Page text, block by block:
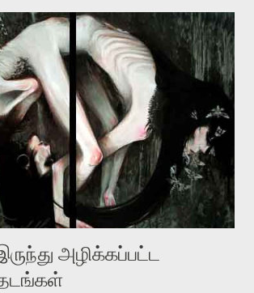
தொடர்ந்து பதிவு செய்கிறார். உயிர்மை
தனக்கு எதிராக எழுத்தாளர்களை ஏவி
ஒரு அச்சத்தை வெளிப்படுத்தியபடி
பாதுகாப்பின்மை மனநிலையில் உள்ளார்.
உத்தேசித்தாலும் இல்லை என்றாலும்
தொடர்ந்து அச்சுறுத்தலுக்கு உள்ளாகி
இந்த தாக்குதல் கூட இதன் வெளிப்பாடு தான்”.
குத்துச்சண்டை வீரராக வரும் சில்வெஸ்டர்
...
அழிக்கப்பட்ட